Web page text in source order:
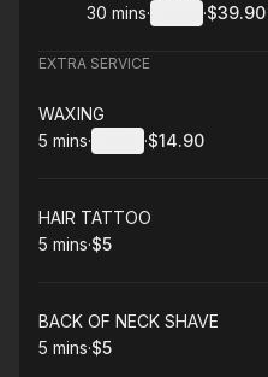
.Duration:
30 mins· ·
.Price:
$39.90
EXTRA SERVICE
Book
WAXING
. Duration:
5 mins· ·
. Price
$14.90
Book
HAIR TATTOO
. Duration
5 mins·
.Price
$5
Book
BACK OF NECK SHAVE
. Duration
5 mins·
.Price
$5